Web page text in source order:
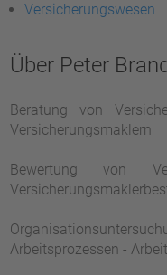
Versicherungswesen
Über Peter
Beratung von
Versicherungsmaklern
Bewertung von
Arbeitsprozessen -